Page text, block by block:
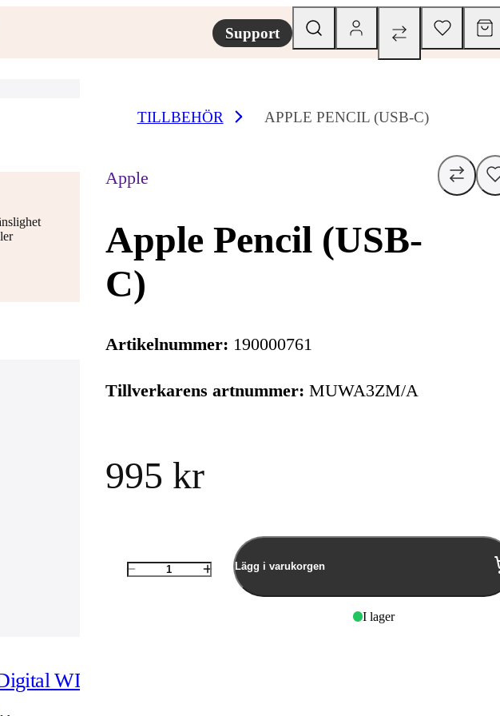
Support
WD My
TILLBEHÖR APPLE PENCIL (USB-C)
Apple
Apple Pencil (USB-
C)
Artikelnummer: 190000761
Tillverkarens artnummer: MUWA3ZM/A
995 kr
Antal
Lägg i varukorgen
I lager